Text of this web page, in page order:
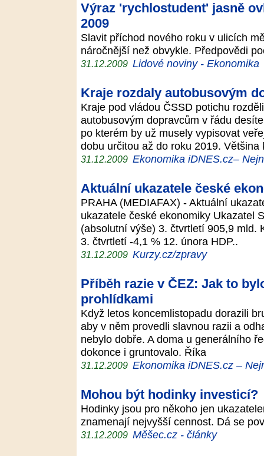
Výraz 'rychlostudent' jasně
2009
Slavit příchod nového roku v ulicích
náročnější než obvykle. Předpovědi
31.12.2009 Lidové noviny - Ekonomika
Kraje rozdaly autobusovým
Kraje pod vládou ČSSD potichu
autobusovým dopravcům v řádu
po kterém by už musely vypisovat
dobu určitou až do roku 2019.
31.12.2009 Ekonomika iDNES.cz–
Aktuální ukazatele české
PRAHA (MEDIAFAX) - Aktuální
ukazatele české ekonomiky Ukazatel
(absolutní výše) 3. čtvrtletí 905,9 mld.
3. čtvrtletí -4,1 % 12. února HDP..
31.12.2009 Kurzy.cz/zpravy
Příběh razie v ČEZ: Jak to
prohlídkami
Když letos koncemlistopadu dorazili
aby v něm provedli slavnou razii a
nebylo dobře. A doma u generálního
dokonce i gruntovalo. Říka
31.12.2009 Ekonomika iDNES.cz –
Mohou být hodinky investicí?
Hodinky jsou pro někoho jen
znamenají nejvyšší cennost. Dá se
31.12.2009 Měšec.cz - články